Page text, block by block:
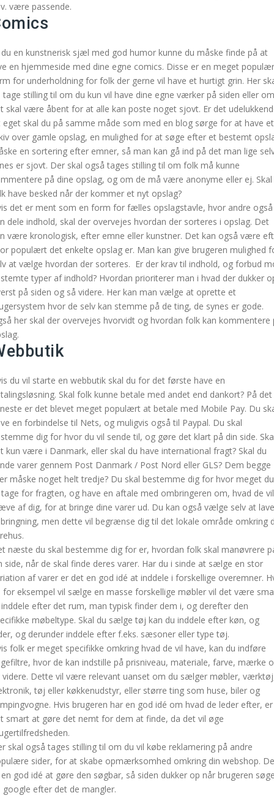
være passende.
du en kunstnerisk sjæl med god humor kunne du måske finde på at
en hjemmeside med dine egne comics. Disse er en meget populær
for underholdning for folk der gerne vil have et hurtigt grin. Her
tage stilling til om du kun vil have dine egne værker på siden eller om
skal være åbent for at alle kan poste noget sjovt. Er det
eget skal du på samme måde som med en blog sørge for at have et
over gamle opslag, en mulighed for at søge efter et bestemt
en sortering efter emner, så man kan gå ind på det man lige
er sjovt. Der skal også tages stilling til om folk må kunne
på dine opslag, og om de må være anonyme eller ej. Skal
have besked når der kommer et nyt opslag?
det er ment som en form for fælles opslagstavle, hvor andre også
dele indhold, skal der overvejes hvordan der sorteres i opslag. Det
være kronologisk, efter emne eller kunstner. Det kan også være
populært det enkelte opslag er. Man kan give brugeren mulighed
at vælge hvordan der sorteres. Er der krav til indhold, og forbud
typer af indhold? Hvordan prioriterer man i hvad der dukker
på siden og så videre. Her kan man vælge at oprette et
hvor de selv kan stemme på de ting, de synes er gode.
her skal der overvejes hvorvidt og hvordan folk kan kommentere
du vil starte en webbutik skal du for det første have en
Skal folk kunne betale med andet end dankort? På det
er det blevet meget populært at betale med Mobile Pay. Du
en forbindelse til Nets, og muligvis også til Paypal. Du skal
dig for hvor du vil sende til, og gøre det klart på din side.
kun være i Danmark, eller skal du have international fragt? Skal du
varer gennem Post Danmark / Post Nord eller GLS? Dem begge
måske noget helt tredje? Du skal bestemme dig for hvor meget du
for fragten, og have en aftale med ombringeren om, hvad de vil
af dig, for at bringe dine varer ud. Du kan også vælge selv at lave
men dette vil begrænse dig til det lokale område omkring
næste du skal bestemme dig for er, hvordan folk skal manøvrere
side, når de skal finde deres varer. Har du i sinde at sælge en stor
af varer er det en god idé at inddele i forskellige overemner.
for eksempel vil sælge en masse forskellige møbler vil det være
efter det rum, man typisk finder dem i, og derefter den
møbeltype. Skal du sælge tøj kan du inddele efter køn, og
og derunder inddele efter f.eks. sæsoner eller type tøj.
folk er meget specifikke omkring hvad de vil have, kan du indføre
hvor de kan indstille på prisniveau, materiale, farve, mærke
videre. Dette vil være relevant uanset om du sælger møbler,
tøj eller køkkenudstyr, eller større ting som huse, biler og
Hvis brugeren har en god idé om hvad de leder efter, er
smart at gøre det nemt for dem at finde, da det vil øge
skal også tages stilling til om du vil købe reklamering på andre
sider, for at skabe opmærksomhed omkring din webshop.
god idé at gøre den søgbar, så siden dukker op når brugeren
google efter det de mangler.